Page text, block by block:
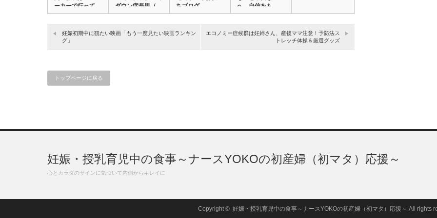
ーカーで行って
も…
ダウン症長男（…
ちブログ
へ 自信をも…
妊娠初期中に観たい映画「もう一度見たい映画ランキン
グ」
エコノミー症候群は妊婦さん、産後ママ注意！予防法ス
トレッチ体操＆厳選グッズ
トップページに戻る
妊娠・授乳育児中の食事～ナースYOKOの初産婦（初マタ）応援～
心とカラダのサインに気づいて内側からキレイに
Copyright © 妊娠・授乳育児中の食事～ナースYOKOの初産婦（初マタ）応援～ All rights